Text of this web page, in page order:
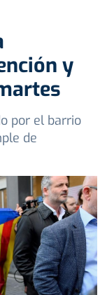
y
por el barrio
de